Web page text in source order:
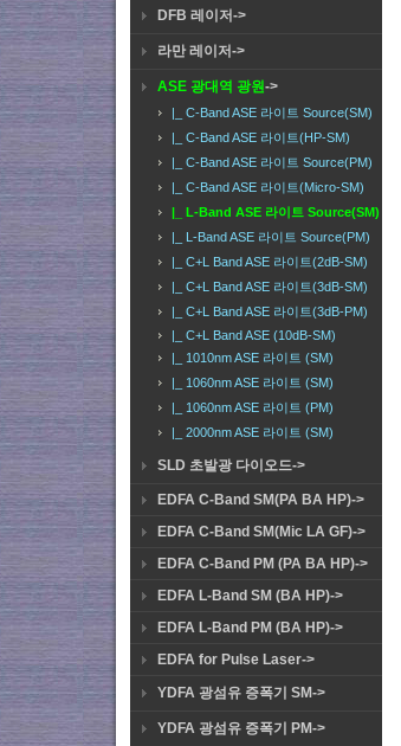
DFB 레이저->
라만 레이저->
ASE 광대역 광원->
|_ C-Band ASE 라이트 Source(SM)
|_ C-Band ASE 라이트(HP-SM)
|_ C-Band ASE 라이트 Source(PM)
|_ C-Band ASE 라이트(Micro-SM)
|_ L-Band ASE 라이트 Source(SM)
|_ L-Band ASE 라이트 Source(PM)
|_ C+L Band ASE 라이트(2dB-SM)
|_ C+L Band ASE 라이트(3dB-SM)
|_ C+L Band ASE 라이트(3dB-PM)
|_ C+L Band ASE (10dB-SM)
|_ 1010nm ASE 라이트 (SM)
|_ 1060nm ASE 라이트 (SM)
|_ 1060nm ASE 라이트 (PM)
|_ 2000nm ASE 라이트 (SM)
SLD 초발광 다이오드->
EDFA C-Band SM(PA BA HP)->
EDFA C-Band SM(Mic LA GF)->
EDFA C-Band PM (PA BA HP)->
EDFA L-Band SM (BA HP)->
EDFA L-Band PM (BA HP)->
EDFA for Pulse Laser->
YDFA 광섬유 증폭기 SM->
YDFA 광섬유 증폭기 PM->